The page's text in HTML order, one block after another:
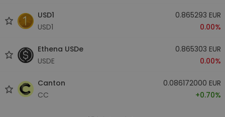
USD1
USD1
0.865293 EUR
0.00%
Ethena USDe
USDE
0.865303 EUR
0.00%
Canton
CC
0.086172000 EUR
+0.70%